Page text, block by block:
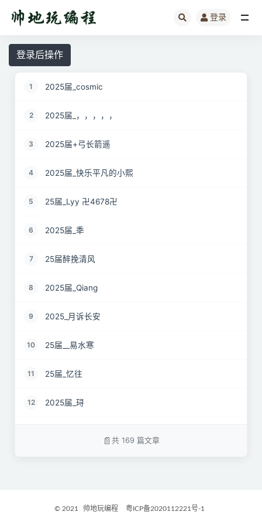
登录
登录后操作
1 2025届_cosmic
2 2025届_，，，，，
3 2025届+弓长箭遥
4 2025届_快乐平凡的小熙
5 25届_Lyy 卍4678卍
6 2025届_秊
7 25届醉挽清风
8 2025届_Qiang
9 2025_月诉长安
10 25届__易水寒
11 25届_忆往
12 2025届_𬍤
共 169 篇文章
© 2021 帅地玩编程 粤ICP备2020112221号-1